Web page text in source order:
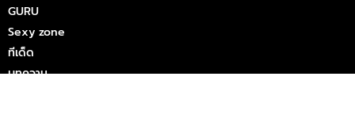
GURU
Sexy zone
ทีเด็ด
บทความ